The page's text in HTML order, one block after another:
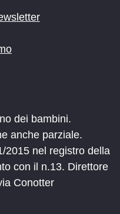
dei bambini.
anche parziale.
2015 nel registro della
con il n.13. Direttore
Conotter